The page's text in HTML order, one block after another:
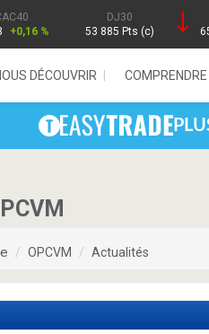
+0,16 %
DJ30
53 885 Pts (c)
DÉCOUVRIR COMPRENDRE
OPCVM Actualités